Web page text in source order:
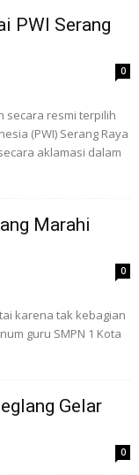
PWI Serang
0
secara resmi terpilih
(PWI) Serang Raya
aklamasi dalam
Marahi
0
karena tak kebagian
guru SMPN 1 Kota
Gelar
0